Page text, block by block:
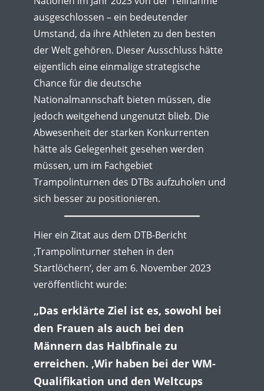
ausgeschlossen – ein bedeutender
Umstand, da ihre Athleten zu den besten
der Welt gehören. Dieser Ausschluss hätte
eigentlich eine einmalige strategische
Chance für die deutsche
Nationalmannschaft bieten müssen, die
jedoch weitgehend ungenutzt blieb. Die
Abwesenheit der starken Konkurrenten
hätte als Gelegenheit gesehen werden
müssen, um im Fachgebiet
Trampolinturnen des DTBs aufzuholen und
sich besser zu positionieren.
Hier ein Zitat aus dem DTB-Bericht
‚Trampolinturner stehen in den
Startlöchern‘, der am 6. November 2023
veröffentlicht wurde:
„Das erklärte Ziel ist es, sowohl bei
den Frauen als auch bei den
Männern das Halbfinale zu
erreichen. ‚Wir haben bei der WM-
Qualifikation und den Weltcups